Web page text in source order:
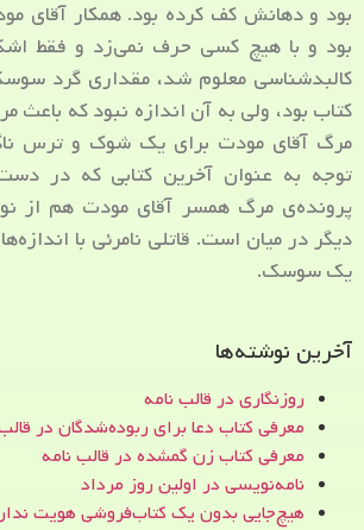
بود و دهانش کف کرده بود. همکار آقای
بود و با هیچ کسی حرف نمی‌زد و فقط
کالبدشناسی معلوم شد، مقداری گرد
کتاب بود، ولی به آن اندازه نبود که
مرگ آقای مودت برای یک شوک و ترس
توجه به عنوان آخرین کتابی که در
پرونده‌ی مرگ همسر آقای مودت هم از نو
دیگر در میان است. قاتلی نامرئی با
یک سوسک.
آخرین نوشته‌ها
روزنگاری در قالب نامه
معرفی کتاب دعا برای ربوده‌شدگان در
معرفی کتاب زن‌ گمشده در قالب نامه
نامه‌نویسی در اولین روز مرداد
هیچ‌جایی بدون یک کتاب‌فروشی هویت